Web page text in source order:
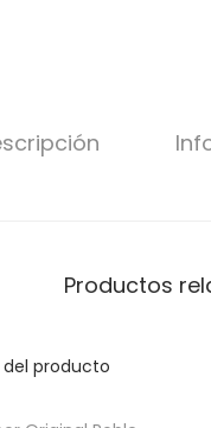
Productos